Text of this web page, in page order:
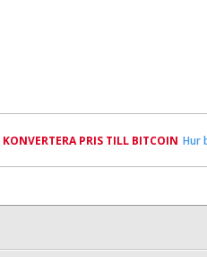
KONVERTERA PRIS TILL BITCOIN Hur